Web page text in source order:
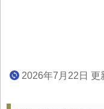
2026年7月22日 更